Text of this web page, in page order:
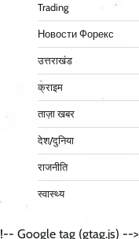
Trading
Новости Форекс
उत्तराखंड
क्राइम
ताज़ा खबर
देश/दुनिया
राजनीति
स्वास्थ्य
!-- Google tag (gtag.js) -->